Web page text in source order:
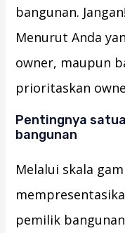
bangunan.
Menurut Anda
owner, maupun
prioritaskan
Pentingnya
bangunan
Melalui skala
pemilik